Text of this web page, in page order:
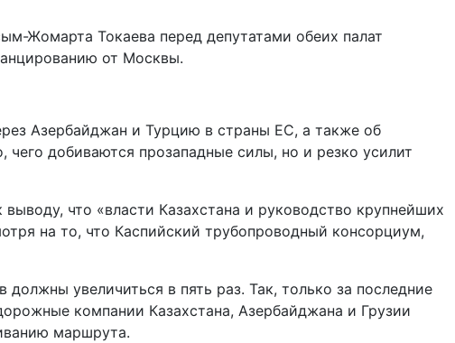
Жомарта Токаева перед депутатами обеих палат
от Москвы.
Азербайджан и Турцию в страны ЕС, а также об
добиваются прозападные силы, но и резко усилит
что «власти Казахстана и руководство крупнейших
на то, что Каспийский трубопроводный консорциум,
увеличиться в пять раз. Так, только за последние
компании Казахстана, Азербайджана и Грузии
маршрута.